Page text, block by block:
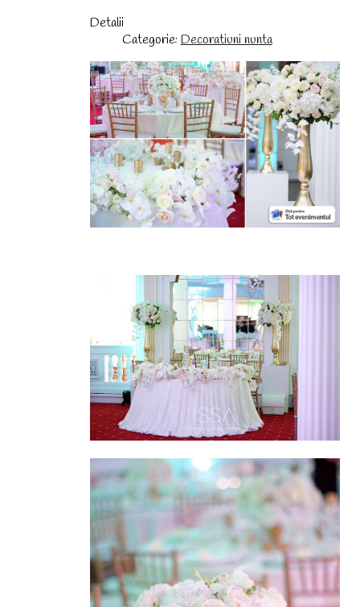
Detalii
Categorie: Decoratiuni nunta